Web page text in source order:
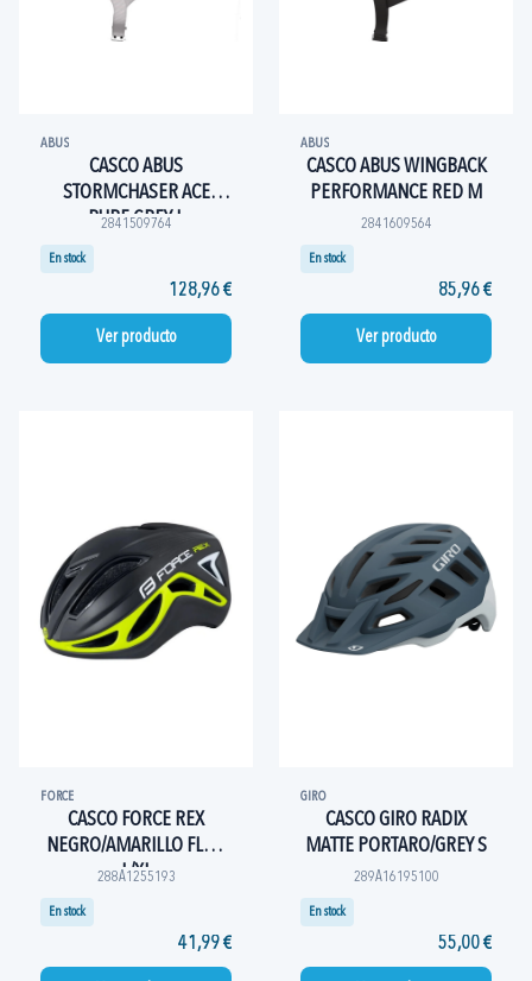
ABUS
CASCO ABUS
STORMCHASER ACE
PURE GREY L
2841509764
En stock
128,96 €
Ver producto
ABUS
CASCO ABUS WINGBACK
PERFORMANCE RED M
2841609564
En stock
85,96 €
Ver producto
FORCE
CASCO FORCE REX
NEGRO/AMARILLO FLUO
L/XL
288A1255193
En stock
41,99 €
GIRO
CASCO GIRO RADIX
MATTE PORTARO/GREY S
289A16195100
En stock
55,00 €